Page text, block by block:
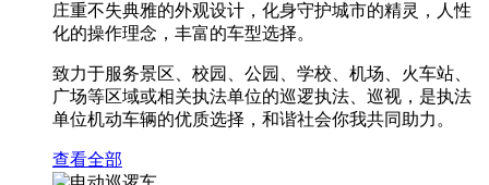
庄重不失典雅的外观设计，化身守护城市的精灵，人性
化的操作理念，丰富的车型选择。
致力于服务景区、校园、公园、学校、机场、火车站、
广场等区域或相关执法单位的巡逻执法、巡视，是执法
单位机动车辆的优质选择，和谐社会你我共同助力。
查看全部